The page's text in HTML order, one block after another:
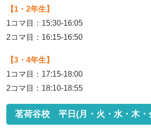
【1・2年生】
1コマ目：15:30-16:05
2コマ目：16:15-16:50
【3・4年生】
1コマ目：17:15-18:00
2コマ目：18:10-18:55
茗荷谷校 平日(月・火・水・木・